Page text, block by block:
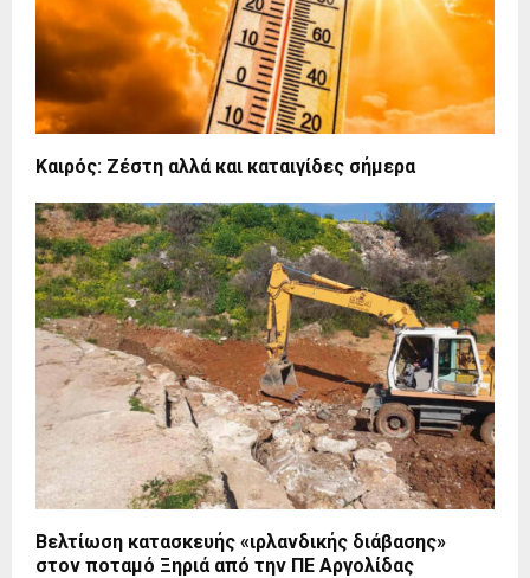
Καιρός: Ζέστη αλλά και καταιγίδες σήμερα
Βελτίωση κατασκευής «ιρλανδικής διάβασης»
στον ποταμό Ξηριά από την ΠΕ Αργολίδας